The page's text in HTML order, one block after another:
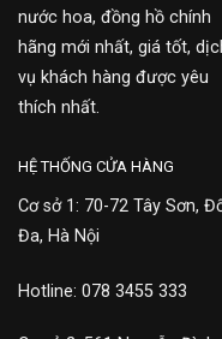
nước hoa, đồng hồ chính
hãng mới nhất, giá tốt,
vụ khách hàng được yêu
thích nhất.
HỆ THỐNG CỬA HÀNG
Cơ sở 1: 70-72 Tây Sơn,
Đa, Hà Nội
Hotline: 078 3455 333